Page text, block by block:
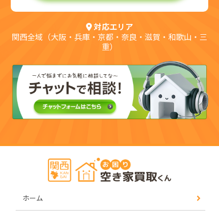
対応エリア
関西全域（大阪・兵庫・京都・奈良・滋賀・和歌山・三
重）
ホーム